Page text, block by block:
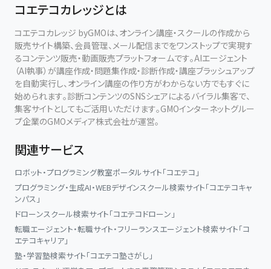
コエテコカレッジとは
コエテコカレッジ byGMOは、オンライン講座・スクールの作成から
販売サイト構築、会員管理、メール配信までをワンストップで実現す
るコンテンツ販売・動画販売プラットフォームです。AIエージェント
（AI執事）が講座作成・問題集作成・診断作成・講座ブラッシュアップ
を自動実行し、オンライン講座の作り方がわからない方でもすぐに
始められます。診断コンテンツのSNSシェアによるバイラル集客で、
集客サイトとしてもご活用いただけます。GMOインターネットグルー
プ企業のGMOメディア株式会社が運営。
関連サービス
ロボット・プログラミング教室ポータルサイト「コエテコ」
プログラミング・生成AI・WEBデザインスクール検索サイト「コエテコキャ
ンパス」
ドローンスクール検索サイト「コエテコドローン」
転職エージェント・転職サイト・フリーランスエージェント検索サイト「コ
エテコキャリア」
塾・学習塾検索サイト「コエテコ塾さがし」